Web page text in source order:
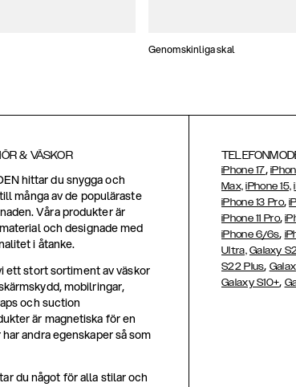
Genomskinliga skal
& VÄSKOR
hittar du snygga och
många av de populäraste
Våra produkter är
och designade med
i åtanke.
ett stort sortiment av väskor
mobilringar,
och suction
är magnetiska för en
andra egenskaper så som
du något för alla stilar och
iPhone 17,
Max, iPhone 15,
iPhone 13 Pro,
iPhone 11 Pro,
iPhone 6/6s,
Ultra, Galaxy
S22 Plus,
Galaxy S10+,